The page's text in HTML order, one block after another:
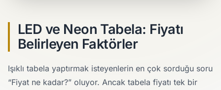
LED ve Neon Tabela: Fiyatı
Belirleyen Faktörler
Işıklı tabela yaptırmak isteyenlerin en çok sorduğu soru
“Fiyat ne kadar?” oluyor. Ancak tabela fiyatı tek bir